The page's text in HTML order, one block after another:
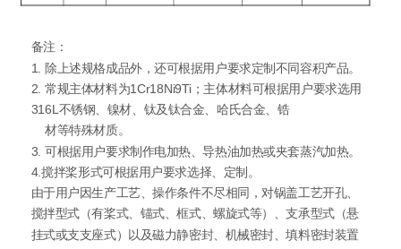
备注：
1. 除上述规格成品外，还可根据用户要求定制不同容积产品。
2. 常规主体材料为1Cr18Ni9Ti；主体材料可根据用户要求选用
316L不锈钢、镍材、钛及钛合金、哈氏合金、锆
材等特殊材质。
3. 可根据用户要求制作电加热、导热油加热或夹套蒸汽加热。
4.搅拌桨形式可根据用户要求选择、定制。
由于用户因生产工艺、操作条件不尽相同，对锅盖工艺开孔、
搅拌型式（有桨式、锚式、框式、螺旋式等）、支承型式（悬
挂式或支支座式）以及磁力静密封、机械密封、填料密封装置